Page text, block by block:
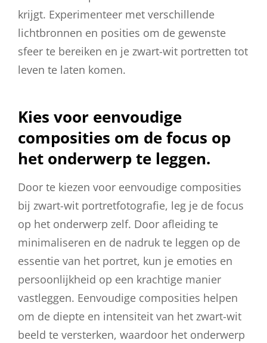
krijgt. Experimenteer met verschillende
lichtbronnen en posities om de gewenste
sfeer te bereiken en je zwart-wit portretten tot
leven te laten komen.
Kies voor eenvoudige
composities om de focus op
het onderwerp te leggen.
Door te kiezen voor eenvoudige composities
bij zwart-wit portretfotografie, leg je de focus
op het onderwerp zelf. Door afleiding te
minimaliseren en de nadruk te leggen op de
essentie van het portret, kun je emoties en
persoonlijkheid op een krachtige manier
vastleggen. Eenvoudige composities helpen
om de diepte en intensiteit van het zwart-wit
beeld te versterken, waardoor het onderwerp